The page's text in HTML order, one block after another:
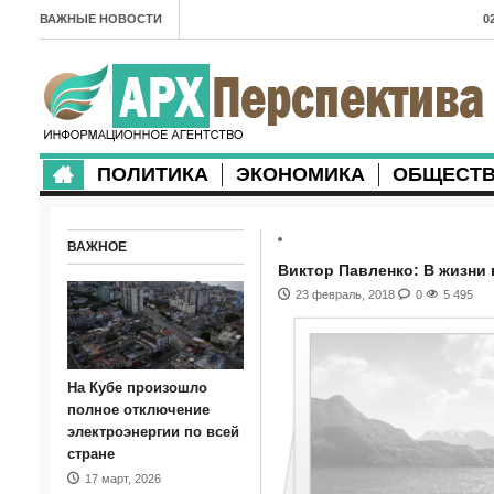
ВАЖНЫЕ НОВОСТИ
ПОЛИТИКА ЭКОНОМИКА
Виктор Павленко: В жизни
23 февраль, 2018 0 5 495
ВАЖНОЕ
На Кубе произошло
полное отключение
электроэнергии по всей
стране
17 март, 2026